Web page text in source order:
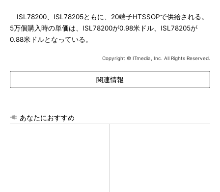
ISL78200、ISL78205ともに、20端子HTSSOPで供給される。
5万個購入時の単価は、ISL78200が0.98米ドル、ISL78205が
0.88米ドルとなっている。
Copyright © ITmedia, Inc. All Rights Reserved.
関連情報
あなたにおすすめ